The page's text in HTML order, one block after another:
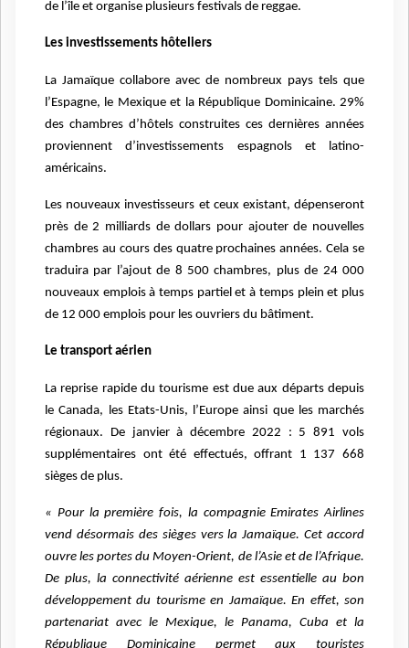
de l’île et organise plusieurs festivals de reggae.
Les investissements hôteliers
La Jamaïque collabore avec de nombreux pays tels que
l’Espagne, le Mexique et la République Dominicaine. 29%
des chambres d’hôtels construites ces dernières années
proviennent d’investissements espagnols et latino-
américains.
Les nouveaux investisseurs et ceux existant, dépenseront
près de 2 milliards de dollars pour ajouter de nouvelles
chambres au cours des quatre prochaines années. Cela se
traduira par l’ajout de 8 500 chambres, plus de 24 000
nouveaux emplois à temps partiel et à temps plein et plus
de 12 000 emplois pour les ouvriers du bâtiment.
Le transport aérien
La reprise rapide du tourisme est due aux départs depuis
le Canada, les Etats-Unis, l’Europe ainsi que les marchés
régionaux. De janvier à décembre 2022 : 5 891 vols
supplémentaires ont été effectués, offrant 1 137 668
sièges de plus.
« Pour la première fois, la compagnie Emirates Airlines
vend désormais des sièges vers la Jamaïque. Cet accord
ouvre les portes du Moyen-Orient, de l’Asie et de l’Afrique.
De plus, la connectivité aérienne est essentielle au bon
développement du tourisme en Jamaïque. En effet, son
partenariat avec le Mexique, le Panama, Cuba et la
République Dominicaine permet aux touristes